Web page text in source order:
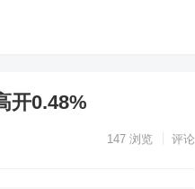
开0.48%
147 浏览 评论